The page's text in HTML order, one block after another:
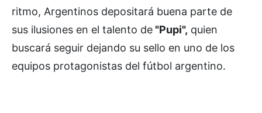
ritmo, Argentinos depositará buena parte de
sus ilusiones en el talento de"Pupi", quien
buscará seguir dejando su sello en uno de los
equipos protagonistas del fútbol argentino.